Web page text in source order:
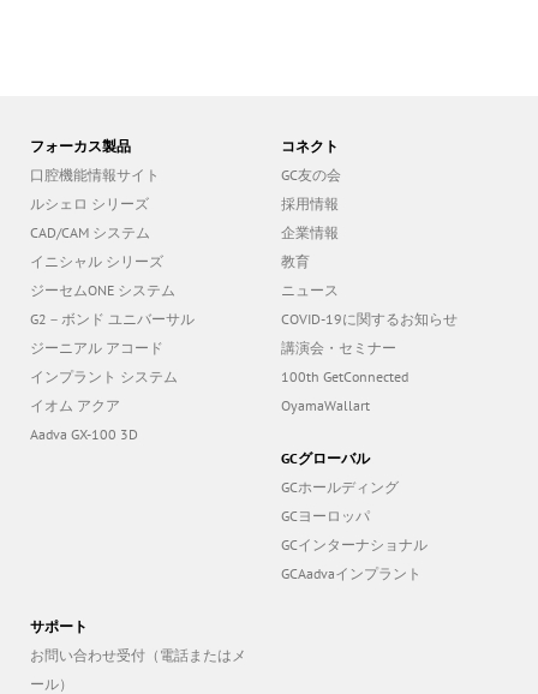
フォーカス製品
口腔機能情報サイト
ルシェロ シリーズ
CAD/CAM システム
イニシャル シリーズ
ジーセムONE システム
G2－ボンド ユニバーサル
ジーニアル アコード
インプラント システム
イオム アクア
Aadva GX-100 3D
コネクト
GC友の会
採用情報
企業情報
教育
ニュース
COVID-19に関するお知らせ
講演会・セミナー
100th GetConnected
OyamaWallart
GCグローバル
GCホールディング
GCヨーロッパ
GCインターナショナル
GCAadvaインプラント
サポート
お問い合わせ受付（電話またはメ
ール）